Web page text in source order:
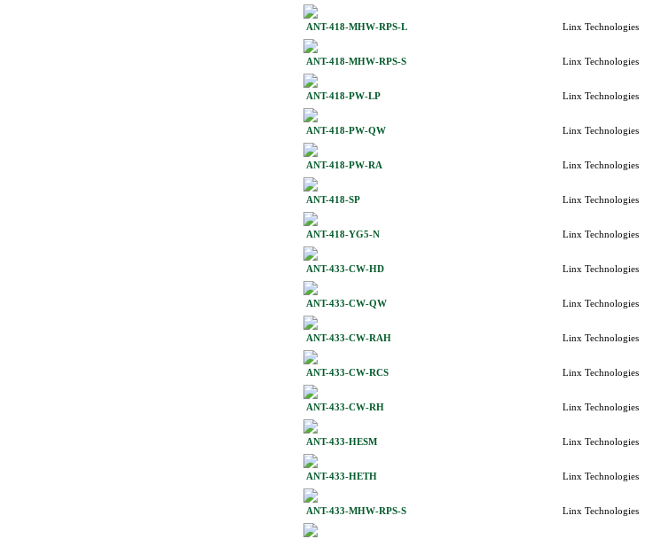
ANT-418-MHW-RPS-L Linx Technologies
ANT-418-MHW-RPS-S Linx Technologies
ANT-418-PW-LP Linx Technologies
ANT-418-PW-QW Linx Technologies
ANT-418-PW-RA Linx Technologies
ANT-418-SP Linx Technologies
ANT-418-YG5-N Linx Technologies
ANT-433-CW-HD Linx Technologies
ANT-433-CW-QW Linx Technologies
ANT-433-CW-RAH Linx Technologies
ANT-433-CW-RCS Linx Technologies
ANT-433-CW-RH Linx Technologies
ANT-433-HESM Linx Technologies
ANT-433-HETH Linx Technologies
ANT-433-MHW-RPS-S Linx Technologies